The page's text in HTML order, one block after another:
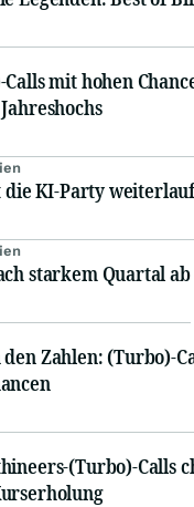
mit hohen
die KI-Party
starkem Quartal ab
Zahlen: (Turbo)-
(Turbo)-Calls